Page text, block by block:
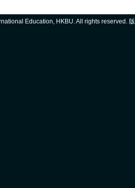
Education, HKBU. All rights reserved.